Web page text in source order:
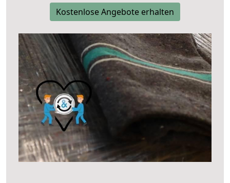
Kostenlose Angebote erhalten